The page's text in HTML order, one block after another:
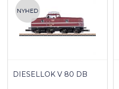
DIESELLOK V 80 DB